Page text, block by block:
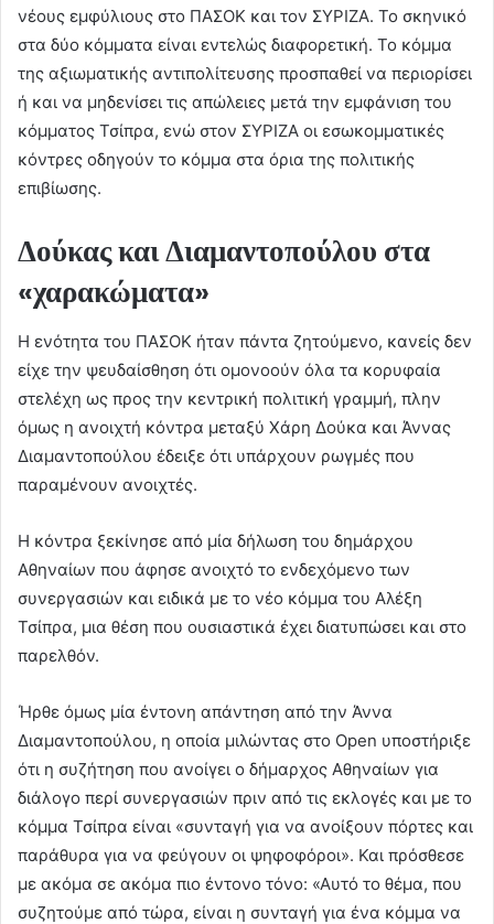
νέους εμφύλιους στο ΠΑΣΟΚ και τον ΣΥΡΙΖΑ. Το σκηνικό
στα δύο κόμματα είναι εντελώς διαφορετική. Το κόμμα
της αξιωματικής αντιπολίτευσης προσπαθεί να περιορίσει
ή και να μηδενίσει τις απώλειες μετά την εμφάνιση του
κόμματος Τσίπρα, ενώ στον ΣΥΡΙΖΑ οι εσωκομματικές
κόντρες οδηγούν το κόμμα στα όρια της πολιτικής
επιβίωσης.
Δούκας και Διαμαντοπούλου στα
«χαρακώματα»
Η ενότητα του ΠΑΣΟΚ ήταν πάντα ζητούμενο, κανείς δεν
είχε την ψευδαίσθηση ότι ομονοούν όλα τα κορυφαία
στελέχη ως προς την κεντρική πολιτική γραμμή, πλην
όμως η ανοιχτή κόντρα μεταξύ Χάρη Δούκα και Άννας
Διαμαντοπούλου έδειξε ότι υπάρχουν ρωγμές που
παραμένουν ανοιχτές.
Η κόντρα ξεκίνησε από μία δήλωση του δημάρχου
Αθηναίων που άφησε ανοιχτό το ενδεχόμενο των
συνεργασιών και ειδικά με το νέο κόμμα του Αλέξη
Τσίπρα, μια θέση που ουσιαστικά έχει διατυπώσει και στο
παρελθόν.
Ήρθε όμως μία έντονη απάντηση από την Άννα
Διαμαντοπούλου, η οποία μιλώντας στο Open υποστήριξε
ότι η συζήτηση που ανοίγει ο δήμαρχος Αθηναίων για
διάλογο περί συνεργασιών πριν από τις εκλογές και με το
κόμμα Τσίπρα είναι «συνταγή για να ανοίξουν πόρτες και
παράθυρα για να φεύγουν οι ψηφοφόροι». Και πρόσθεσε
με ακόμα σε ακόμα πιο έντονο τόνο: «Αυτό το θέμα, που
συζητούμε από τώρα, είναι η συνταγή για ένα κόμμα να